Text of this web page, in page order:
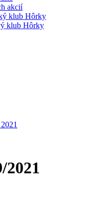
akcií
klub Hôrky
klub Hôrky
2021